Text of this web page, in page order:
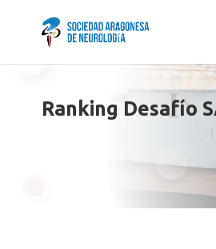
Ranking Desafío